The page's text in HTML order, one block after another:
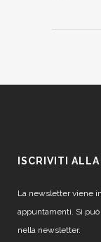
ISCRIVITI
La newsletter viene
appuntamenti. Si
nella newsletter.